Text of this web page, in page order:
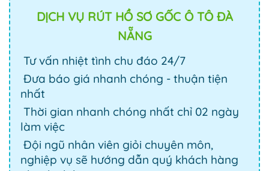
DỊCH VỤ RÚT HỒ SƠ GỐC Ô TÔ ĐÀ
NẴNG
Tư vấn nhiệt tình chu đáo 24/7
Đưa báo giá nhanh chóng - thuận tiện
nhất
Thời gian nhanh chóng nhất chỉ 02 ngày
làm việc
Đội ngũ nhân viên giỏi chuyên môn,
nghiệp vụ sẽ hướng dẫn quý khách hàng